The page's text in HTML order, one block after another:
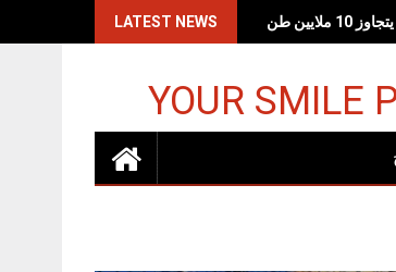
LATEST NEWS
YOUR SMILE